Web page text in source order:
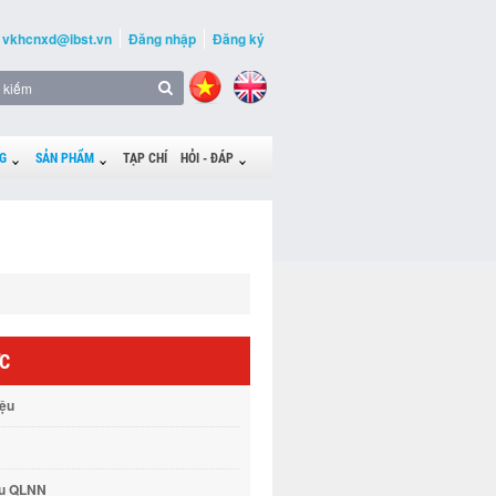
vkhcnxd@ibst.vn Đăng nhập Đăng ký
SẢN PHẨM TẠP CHÍ HỎI - ĐÁP
QLNN